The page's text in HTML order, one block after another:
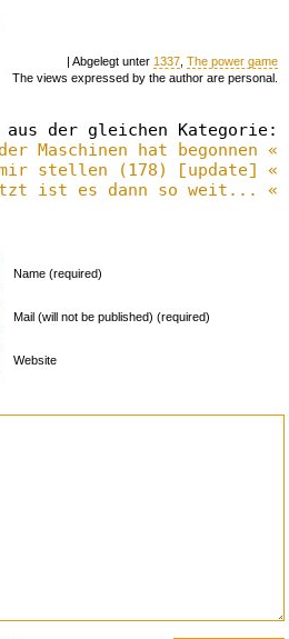
| Abgelegt unter 1337 The power game
The views expressed by the author are personal.
der gleichen Kategorie:
Maschinen hat begonnen «
stellen (178) [update] «
ist es dann so weit... «
Name (required)
Mail (will not be published) (required)
Website